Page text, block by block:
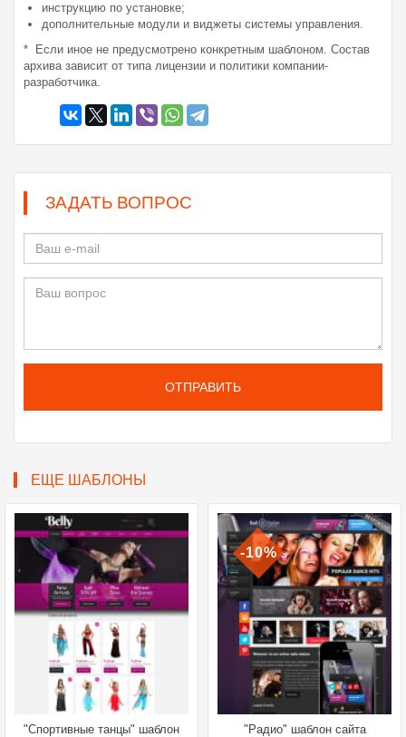
инструкцию по установке;
дополнительные модули и виджеты системы управления.
* Если иное не предусмотрено конкретным шаблоном. Состав
архива зависит от типа лицензии и политики компании-
разработчика.
ЗАДАТЬ ВОПРОС
ОТПРАВИТЬ
ЕЩЕ ШАБЛОНЫ
"Спортивные танцы" шаблон
-10%
"Радио" шаблон сайта